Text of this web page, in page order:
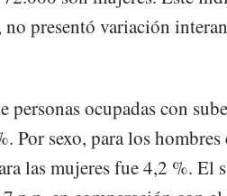
presentó variación
personas ocupadas con
Por sexo, para los
las mujeres fue 4,2 %. El